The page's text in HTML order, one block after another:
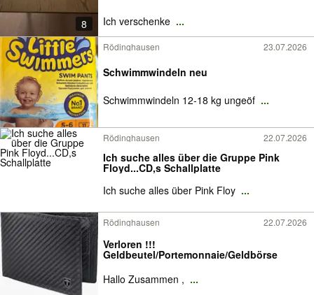
8 Ich verschenke ...
Rödinghausen 23.07.2026
Schwimmwindeln neu
Schwimmwindeln 12-18 kg ungeöf ...
Rödinghausen 22.07.2026
Ich suche alles über die Gruppe Pink
Floyd...CD,s Schallplatte
Ich suche alles über Pink Floy ...
Rödinghausen 22.07.2026
Verloren !!!
Geldbeutel/Portemonnaie/Geldbörse
Hallo Zusammen , ...